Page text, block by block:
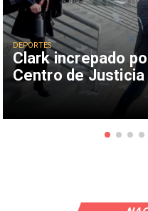
Clark increpado
Centro de Justicia
DEPORTES